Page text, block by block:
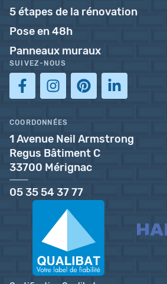
5 étapes de la rénovation
Pose en 48h
Panneaux muraux
SUIVEZ-NOUS
COORDONNÉES
1 Avenue Neil Armstrong
Regus Bâtiment C
33700 Mérignac
05 35 54 37 77